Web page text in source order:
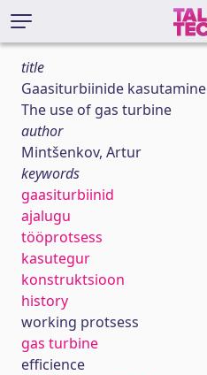
title
Gaasiturbiinide kasutamine
The use of gas turbine
author
Mintšenkov, Artur
keywords
gaasiturbiinid
ajalugu
tööprotsess
kasutegur
konstruktsioon
history
working protsess
gas turbine
efficience